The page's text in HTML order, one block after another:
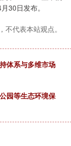
30日发布。
代表本站观点。
体系与多维市场
园等生态环境保